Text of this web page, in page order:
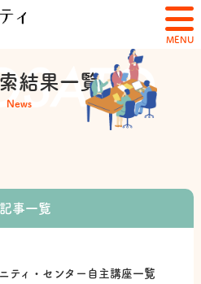
MENU
結果一覧
News
事一覧
ティ・センター自主講座一覧